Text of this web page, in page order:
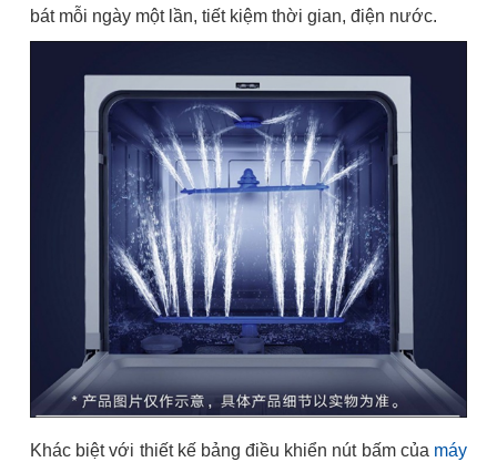
bát mỗi ngày một lần, tiết kiệm thời gian, điện nước.
Khác biệt với thiết kế bảng điều khiển nút bấm của máy